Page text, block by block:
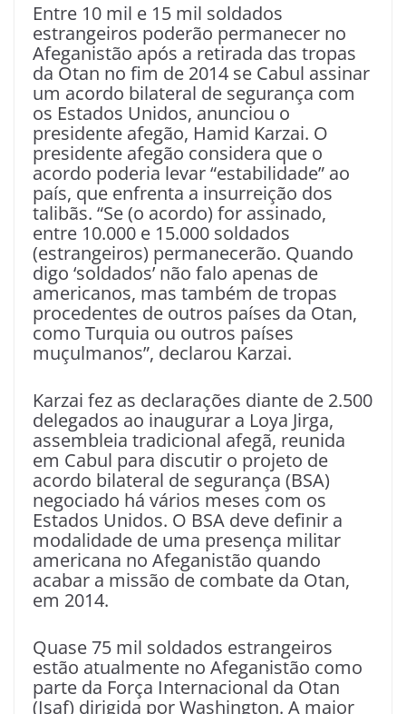
Entre 10 mil e 15 mil soldados
estrangeiros poderão permanecer no
Afeganistão após a retirada das tropas
da Otan no fim de 2014 se Cabul assinar
um acordo bilateral de segurança com
os Estados Unidos, anunciou o
presidente afegão, Hamid Karzai. O
presidente afegão considera que o
acordo poderia levar “estabilidade” ao
país, que enfrenta a insurreição dos
talibãs. “Se (o acordo) for assinado,
entre 10.000 e 15.000 soldados
(estrangeiros) permanecerão. Quando
digo ‘soldados’ não falo apenas de
americanos, mas também de tropas
procedentes de outros países da Otan,
como Turquia ou outros países
muçulmanos”, declarou Karzai.
Karzai fez as declarações diante de 2.500
delegados ao inaugurar a Loya Jirga,
assembleia tradicional afegã, reunida
em Cabul para discutir o projeto de
acordo bilateral de segurança (BSA)
negociado há vários meses com os
Estados Unidos. O BSA deve definir a
modalidade de uma presença militar
americana no Afeganistão quando
acabar a missão de combate da Otan,
em 2014.
Quase 75 mil soldados estrangeiros
estão atualmente no Afeganistão como
parte da Força Internacional da Otan
(Isaf) dirigida por Washington. A maior